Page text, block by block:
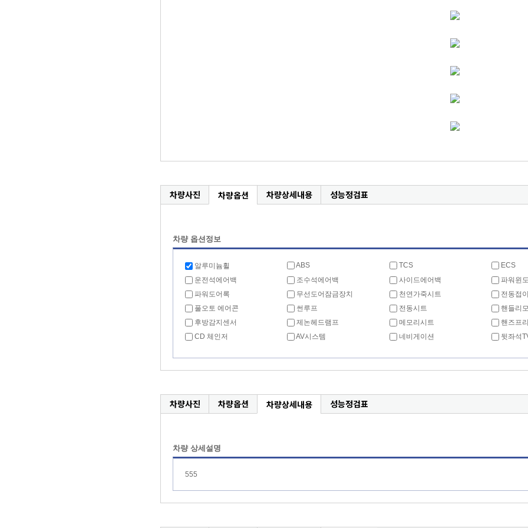
차량사진 차량옵션 차량상세내용 성능정검표
차량 옵션정보
알루미늄휠 ABS TCS
ECS
운전석에어백
조수석에어백 사이드에어백
파워윈
파워도어록
무선도어잠금장치 천연가죽시트
전동접
풀오토 에어콘
썬루프 전동시트
핸들리
후방감지센서
제논헤드램프 메모리시트
핸즈프
CD 체인저
AV시스템 네비게이션 뒷좌석
차량사진 차량옵션 차량상세내용 성능정검표
차량 상세설명
555